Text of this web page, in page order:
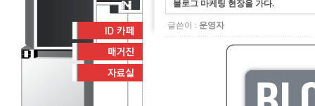
블로그 마케팅 현장을 가다.
글쓴이 : 운영자